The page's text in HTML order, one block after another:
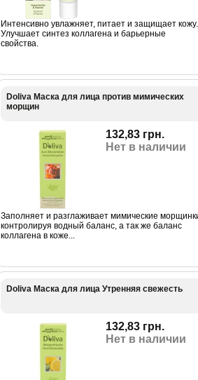
Интенсивно увлажняет, питает и защищает кожу.
Улучшает синтез коллагена и барьерные
свойства.
Doliva Маска для лица против мимических
морщин
132,83 грн.
Нет в наличии
Заполняет и разглаживает мимические
контролируя водный баланс, а так же баланс
коллагена в коже...
Doliva Маска для лица Утренняя свежесть
132,83 грн.
Нет в наличии